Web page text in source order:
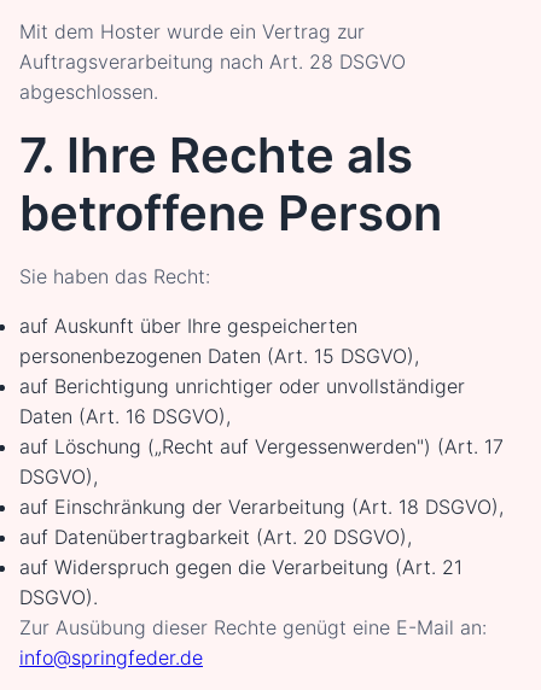
Mit dem Hoster wurde ein Vertrag zur
Auftragsverarbeitung nach Art. 28 DSGVO
abgeschlossen.
7. Ihre Rechte als
betroffene Person
Sie haben das Recht:
auf Auskunft über Ihre gespeicherten
personenbezogenen Daten (Art. 15 DSGVO),
auf Berichtigung unrichtiger oder unvollständiger
Daten (Art. 16 DSGVO),
auf Löschung („Recht auf Vergessenwerden") (Art. 17
DSGVO),
auf Einschränkung der Verarbeitung (Art. 18 DSGVO),
auf Datenübertragbarkeit (Art. 20 DSGVO),
auf Widerspruch gegen die Verarbeitung (Art. 21
DSGVO).
Zur Ausübung dieser Rechte genügt eine E-Mail an:
info@springfeder.de